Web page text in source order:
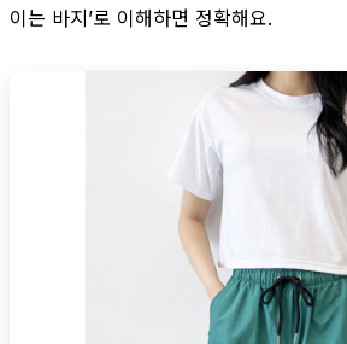
이는 바지’로 이해하면 정확해요.